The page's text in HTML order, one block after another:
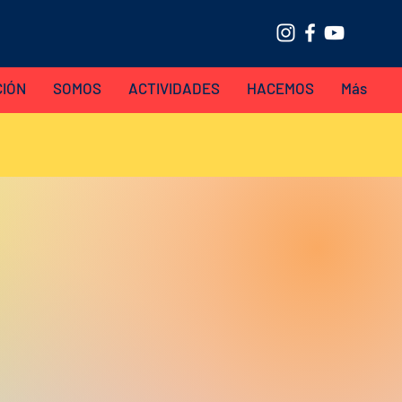
SOMOS ACTIVIDADES HACEMOS Más